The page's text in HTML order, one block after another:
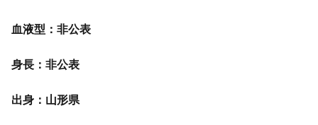
血液型：非公表
身長：非公表
出身：山形県